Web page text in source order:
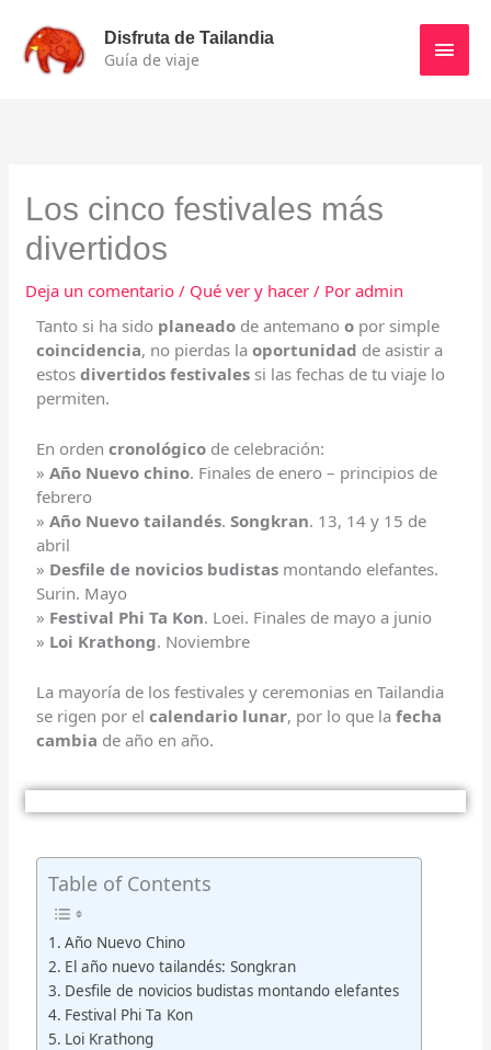
contenido
Disfruta de Tailandia
Guía de viaje
Los cinco festivales más
divertidos
Deja un comentario / Qué ver y hacer / Poradmin
Tanto si ha sido planeado de antemanoo por simple
coincidencia, no pierdas laoportunidad de asistir a
estosdivertidos festivales si las fechas de tu viaje lo
permiten.
En ordencronológico de celebración:
»Año Nuevo chino. Finales de enero – principios de
febrero
»Año Nuevo tailandés.Songkran. 13, 14 y 15 de
abril
» Desfile de novicios budistas montando elefantes.
Surin. Mayo
» Festival Phi Ta Kon. Loei. Finales de mayo a junio
» Loi Krathong. Noviembre
La mayoría de los festivales y ceremonias en Tailandia
se rigen por elcalendario lunar, por lo que lafecha
cambia de año en año.
Table of Contents
Año Nuevo Chino
El año nuevo tailandés: Songkran
Desfile de novicios budistas montando elefantes
Festival Phi Ta Kon
Loi Krathong